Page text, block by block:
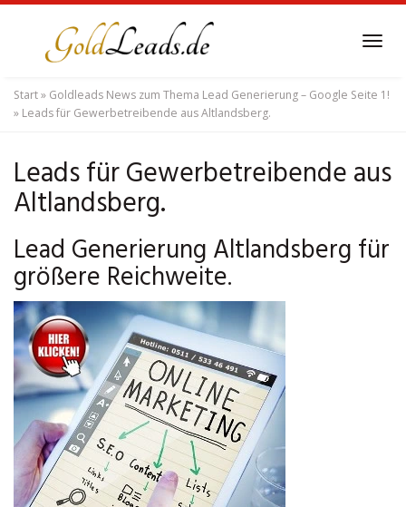
content
Start» Goldleads News zum Thema Lead Generierung – Google Seite 1!
» Leads für Gewerbetreibende aus Altlandsberg.
Leads für Gewerbetreibende aus
Altlandsberg.
Lead Generierung Altlandsberg für
größere Reichweite.